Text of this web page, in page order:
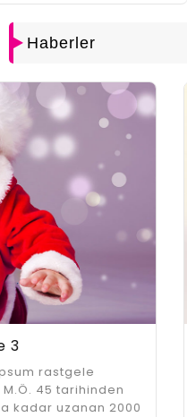
Haberler
Web Sektöründeki
Yaygın inancın
sözcüklerden oluşmaz.
bu yana klasik Latin